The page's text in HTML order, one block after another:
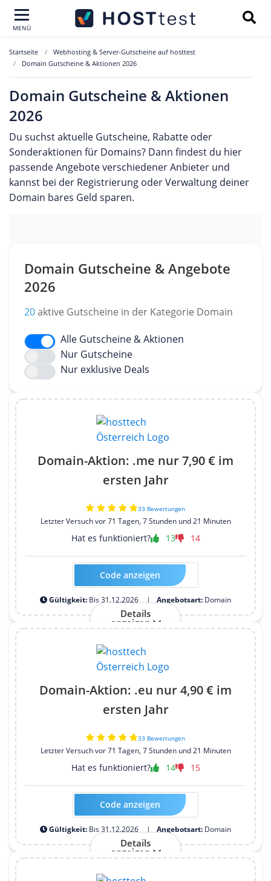
MENÜ
Startseite
Webhosting & Server-Gutscheine auf hosttest
Domain Gutscheine & Aktionen 2026
Domain Gutscheine & Aktionen
2026
Du suchst aktuelle Gutscheine, Rabatte oder
Sonderaktionen für Domains? Dann findest du hier
passende Angebote verschiedener Anbieter und
kannst bei der Registrierung oder Verwaltung deiner
Domain bares Geld sparen.
Domain Gutscheine & Angebote
2026
20aktive Gutscheine in der Kategorie Domain
Alle Gutscheine & Aktionen
Nur Gutscheine
Nur exklusive Deals
Domain-Aktion: .me nur 7,90 € im
ersten Jahr
33 Bewertungen
Letzter Versuch vor 71 Tagen, 7 Stunden und 21 Minuten
Hat es funktioniert? 13 14
Kein Code erforderlich
Code anzeigen
Gültigkeit: Bis 31.12.2026 Angebotsart: Domain
Details
anzeigen
Domain-Aktion: .eu nur 4,90 € im
ersten Jahr
33 Bewertungen
Letzter Versuch vor 71 Tagen, 7 Stunden und 21 Minuten
Hat es funktioniert? 14 15
Kein Code erforderlich
Code anzeigen
Gültigkeit: Bis 31.12.2026 Angebotsart: Domain
Details
anzeigen